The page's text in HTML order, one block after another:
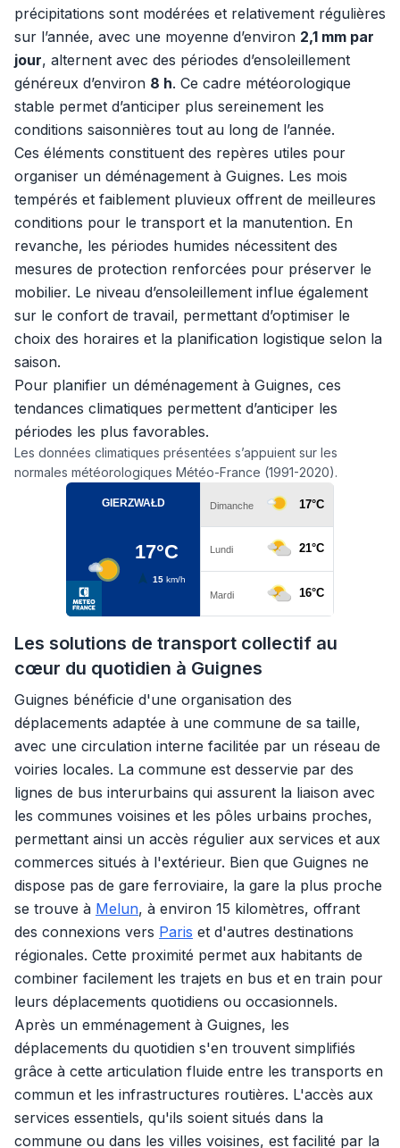
précipitations sont modérées et relativement régulières
sur l’année, avec une moyenne d’environ 2,1 mm par
jour, alternent avec des périodes d’ensoleillement
généreux d’environ 8 h. Ce cadre météorologique
stable permet d’anticiper plus sereinement les
conditions saisonnières tout au long de l’année.
Ces éléments constituent des repères utiles pour
organiser un déménagement à Guignes. Les mois
tempérés et faiblement pluvieux offrent de meilleures
conditions pour le transport et la manutention. En
revanche, les périodes humides nécessitent des
mesures de protection renforcées pour préserver le
mobilier. Le niveau d’ensoleillement influe également
sur le confort de travail, permettant d’optimiser le
choix des horaires et la planification logistique selon la
saison.
Pour planifier un déménagement à Guignes, ces
tendances climatiques permettent d’anticiper les
périodes les plus favorables.
Les données climatiques présentées s’appuient sur les
normales météorologiques Météo-France (1991-2020).
Les solutions de transport collectif au
cœur du quotidien à Guignes
Guignes bénéficie d'une organisation des
déplacements adaptée à une commune de sa taille,
avec une circulation interne facilitée par un réseau de
voiries locales. La commune est desservie par des
lignes de bus interurbains qui assurent la liaison avec
les communes voisines et les pôles urbains proches,
permettant ainsi un accès régulier aux services et aux
commerces situés à l'extérieur. Bien que Guignes ne
dispose pas de gare ferroviaire, la gare la plus proche
se trouve à Melun, à environ 15 kilomètres, offrant
des connexions vers Paris et d'autres destinations
régionales. Cette proximité permet aux habitants de
combiner facilement les trajets en bus et en train pour
leurs déplacements quotidiens ou occasionnels.
Après un emménagement à Guignes, les
déplacements du quotidien s'en trouvent simplifiés
grâce à cette articulation fluide entre les transports en
commun et les infrastructures routières. L'accès aux
services essentiels, qu'ils soient situés dans la
commune ou dans les villes voisines, est facilité par la